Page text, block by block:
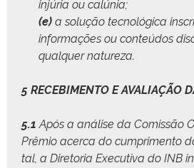
injúria ou calúnia;
(e) a solução tec­nológ­i­ca
infor­mações ou con­teú­dos
qual­quer natureza.
5 RECEBIMENTO E AVALIAÇÃO
5.1 Após a análise da Comis­são
Prêmio acer­ca do cumpri­men­to
tal, a Dire­to­ria Exec­u­ti­va do INB